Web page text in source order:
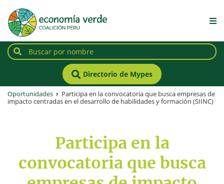
Directorio de Mypes
Oportunidades
Participa en la convocatoria que busca empresas de
impacto centradas en el desarrollo de habilidades y formación (SIINC)
Participa en la
convocatoria que busca